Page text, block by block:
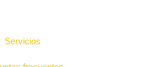
Servicios